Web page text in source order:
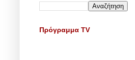
Πρόγραμμα TV